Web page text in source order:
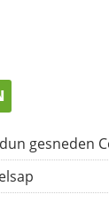
gesneden